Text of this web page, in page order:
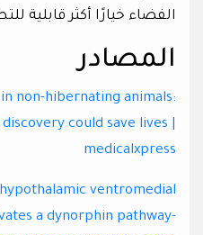
الفضاء خيارًا أكثر قابلية
المصادر
non-hibernating animals:
could save lives |
medicalxpress
ventromedial
a dynorphin pathway-